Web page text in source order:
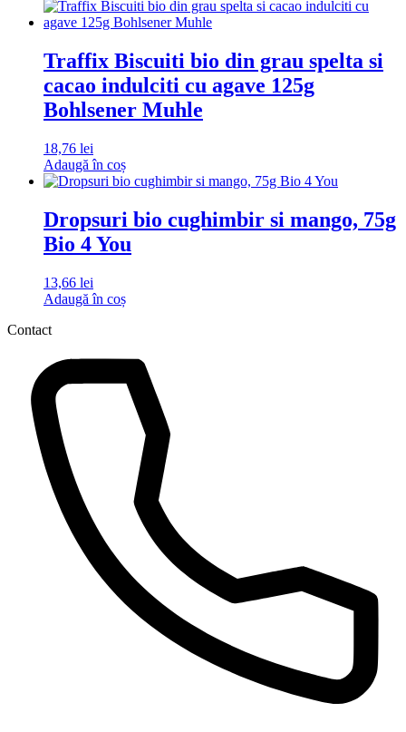
Traffix Biscuiti bio din grau spelta si
cacao indulciti cu agave 125g
Bohlsener Muhle
18,76 lei
Adaugă în coș
Dropsuri bio cughimbir si mango, 75g
Bio 4 You
13,66 lei
Adaugă în coș
Contact